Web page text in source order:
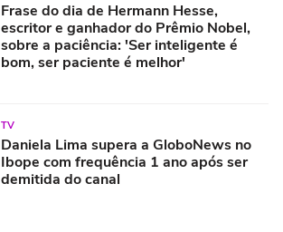
Frase do dia de Hermann Hesse,
escritor e ganhador do Prêmio Nobel,
sobre a paciência: 'Ser inteligente é
bom, ser paciente é melhor'
TV
Daniela Lima supera a GloboNews no
Ibope com frequência 1 ano após ser
demitida do canal